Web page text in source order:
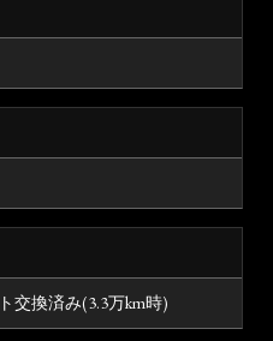
交換済み(3.3万km時)